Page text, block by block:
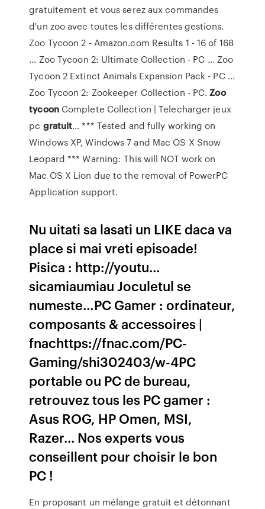
gratuitement et vous serez aux commandes
d'un zoo avec toutes les différentes gestions.
Zoo Tycoon 2 - Amazon.com Results 1 - 16 of 168
... Zoo Tycoon 2: Ultimate Collection - PC ... Zoo
Tycoon 2 Extinct Animals Expansion Pack - PC ...
Zoo Tycoon 2: Zookeeper Collection - PC.Zoo
tycoonComplete Collection | Telecharger jeux
pc gratuit… *** Tested and fully working on
Windows XP, Windows 7 and Mac OS X Snow
Leopard *** Warning: This will NOT work on
Mac OS X Lion due to the removal of PowerPC
Application support.
Nu uitati sa lasati un LIKE daca va
place si mai vreti episoade!
Pisica : http://youtu…
sicamiaumiau Joculetul se
numeste…PC Gamer : ordinateur,
composants & accessoires |
fnachttps://fnac.com/PC-
Gaming/shi302403/w-4PC
portable ou PC de bureau,
retrouvez tous les PC gamer :
Asus ROG, HP Omen, MSI,
Razer... Nos experts vous
conseillent pour choisir le bon
PC !
En proposant un mélange gratuit et détonnant